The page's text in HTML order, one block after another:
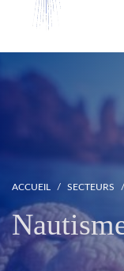
ACCUEIL SECTEURS